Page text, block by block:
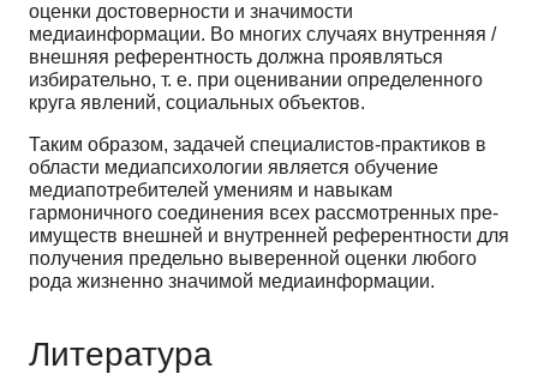
оценки достоверности и значимости
медиаинформации. Во многих случаях внут­ренняя /
внешняя референтность должна проявляться
избирательно, т. е. при оценивании опреде­ленного
круга явлений, социальных объектов.
Таким образом, задачей специалистов-практиков в
области медиапсихологии является обу­чение
медиапотребителей умениям и навыкам
гармоничного соединения всех рассмотренных пре­
имуществ внешней и внутренней референтности для
получения предельно выверенной оценки лю­бого
рода жизненно значимой медиаинформации.
Литература